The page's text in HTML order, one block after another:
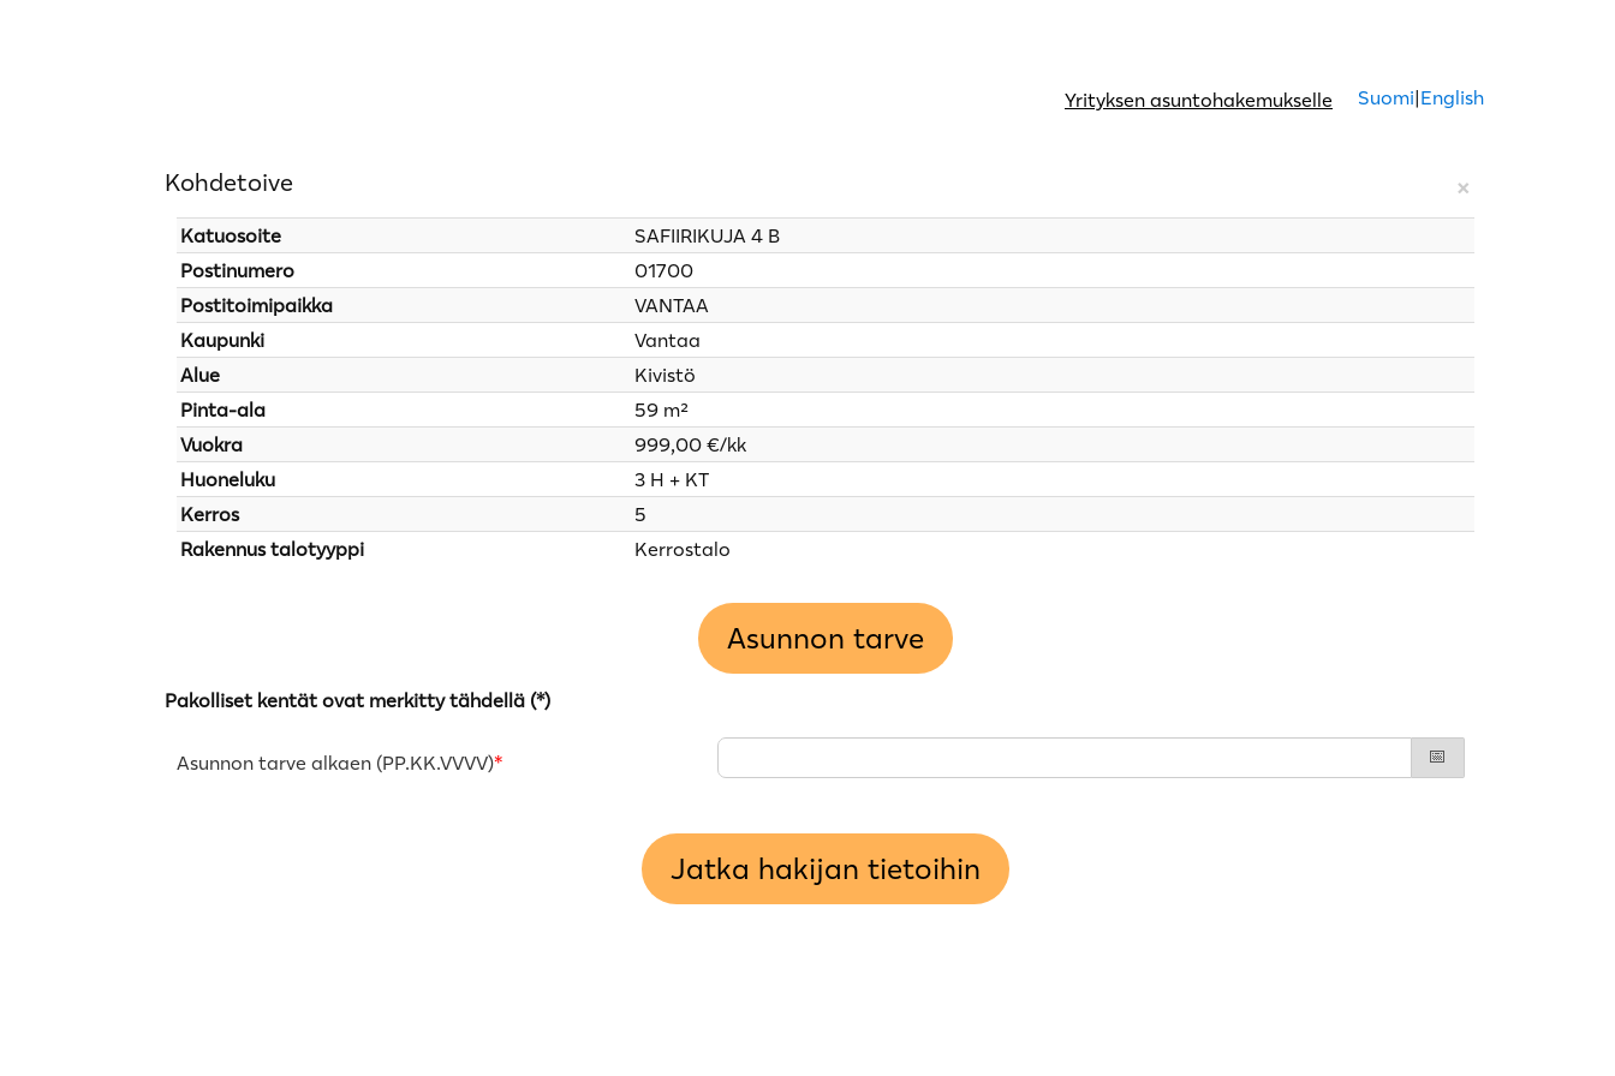
Yrityksen asuntohakemukselle Suomi|English
×
Kohdetoive
Katuosoite
SAFIIRIKUJA 4 B
Postinumero
01700
Postitoimipaikka
VANTAA
Kaupunki
Vantaa
Alue
Kivistö
Pinta-ala
59 m²
Vuokra
999,00 €/kk
Huoneluku
3 H + KT
Kerros
5
Rakennus talotyyppi
Kerrostalo
Asunnon tarve
Pakolliset kentät ovat merkitty tähdellä (*)
Asunnon tarve alkaen (PP.KK.VVVV)